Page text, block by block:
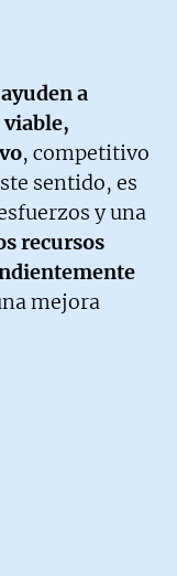
a
, competitivo
sentido, es
y una
recursos
mejora